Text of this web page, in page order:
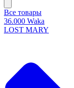
Все товары
36.000 Waka
LOST MARY